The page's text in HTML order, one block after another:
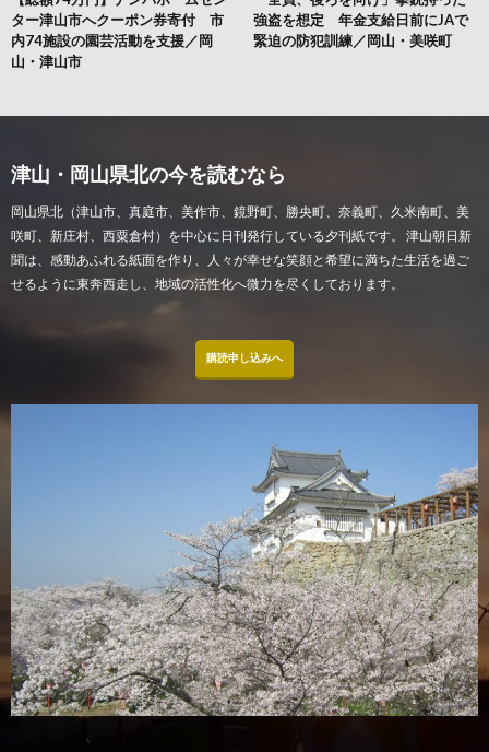
強盗を想定 年金支給日前にJAで
緊迫の防犯訓練／岡山・美咲町
ター津山市へクーポン券寄付 市
内74施設の園芸活動を支援／岡
山・津山市
津山・岡山県北の今を読むなら
岡山県北（津山市、真庭市、美作市、鏡野町、勝央町、奈義町、久米南町、美
咲町、新庄村、西粟倉村）を中心に日刊発行している夕刊紙です。 津山朝日新
聞は、感動あふれる紙面を作り、人々が幸せな笑顔と希望に満ちた生活を過ご
せるように東奔西走し、地域の活性化へ微力を尽くしております。
購読申し込みへ